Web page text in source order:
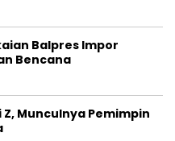
Balpres Impor
Bencana
Munculnya Pemimpin